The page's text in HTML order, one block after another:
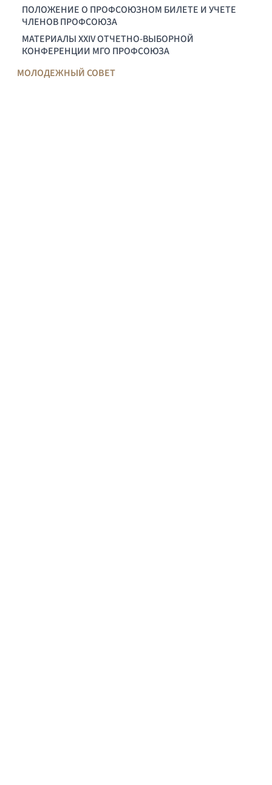
ПОЛОЖЕНИЕ О ПРОФСОЮЗНОМ БИЛЕТЕ И УЧЕТЕ
ЧЛЕНОВ ПРОФСОЮЗА
МАТЕРИАЛЫ XXIV ОТЧЕТНО-ВЫБОРНОЙ
КОНФЕРЕНЦИИ МГО ПРОФСОЮЗА
МОЛОДЕЖНЫЙ СОВЕТ